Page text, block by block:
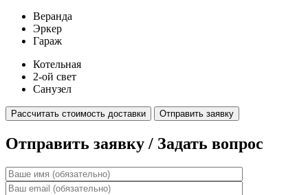
Веранда
Эркер
Гараж
Котельная
2-ой свет
Санузел
Рассчитать стоимость доставки Отправить заявку
Отправить заявку / Задать вопрос